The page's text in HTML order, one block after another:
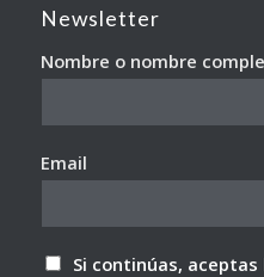
Newsletter
Nombre o nombre
Email
Si continúas,